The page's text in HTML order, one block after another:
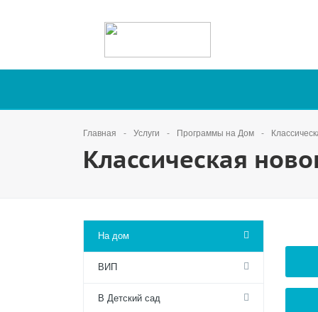
Главная Услуги Программы на Дом
Классическая
На дом
ВИП
В Детский сад